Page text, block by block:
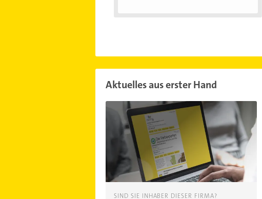
Aktuelles aus erster Hand
SIND SIE INHABER DIESER FIRMA?